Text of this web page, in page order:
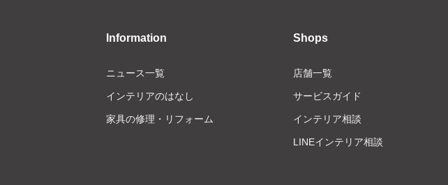
Information
ニュース一覧
インテリアのはなし
家具の修理・リフォーム
Shops
店舗一覧
サービスガイド
インテリア相談
LINEインテリア相談